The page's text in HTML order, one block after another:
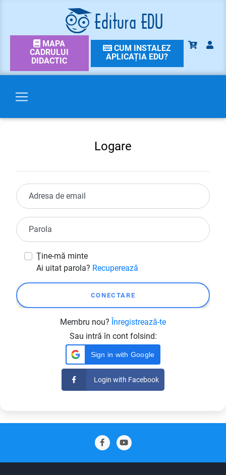
MAPA
CADRULUI
DIDACTIC
CUM INSTALEZ
APLICAȚIA EDU?
Logare
Adresa de email
Parola
Ţine-mă minte
Ai uitat parola? Recuperează
Membru nou? Înregistrează-te
Sau intră în cont folsind:
Sign in with Google
Login with Facebook